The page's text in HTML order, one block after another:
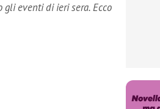
eventi di ieri sera. Ecco